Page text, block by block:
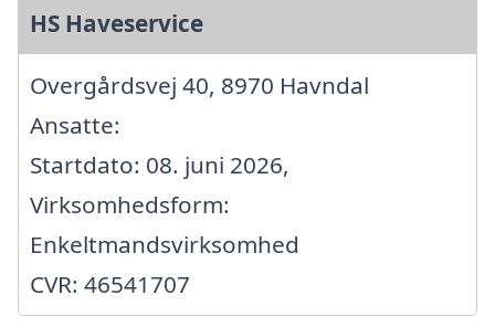
HS Haveservice
Overgårdsvej 40, 8970 Havndal
Ansatte:
Startdato: 08. juni 2026,
Virksomhedsform:
Enkeltmandsvirksomhed
CVR: 46541707